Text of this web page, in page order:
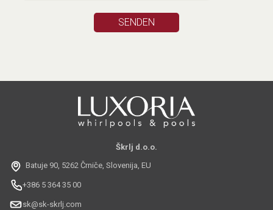
Škrlj d.o.o.
Batuje 90, 5262 Črniče, Slovenija, EU
+386 5 364 35 00
sk@sk-skrlj.com